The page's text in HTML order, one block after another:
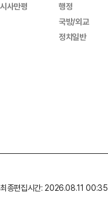
시사만평
행정
국방/외교
정치일반
최종편집시간: 2026.08.11 00:35